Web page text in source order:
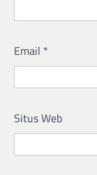
Email *
Situs Web